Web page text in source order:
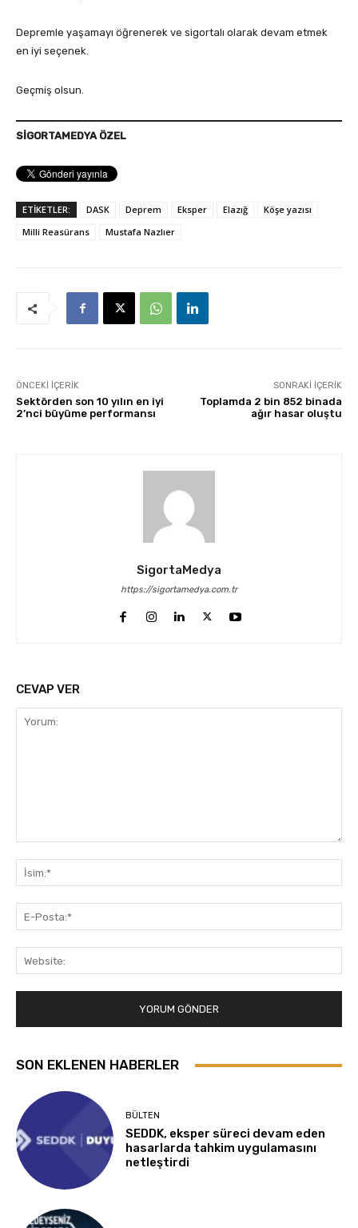
Depremle yaşamayı öğrenerek ve sigortalı olarak devam etmek
en iyi seçenek.
Geçmiş olsun.
SİGORTAMEDYA ÖZEL
ETİKETLER: DASK Deprem Eksper Elazığ
Köşe yazısı
Milli Reasürans
Mustafa Nazlıer
ÖNCEKI İÇERIK
Sektörden son 10 yılın en iyi
2’nci büyüme performansı
SONRAKI İÇERIK
Toplamda 2 bin 852 binada
ağır hasar oluştu
SigortaMedya
https://sigortamedya.com.tr
CEVAP VER
SON EKLENEN HABERLER
BÜLTEN
SEDDK, eksper süreci devam eden
hasarlarda tahkim uygulamasını
netleştirdi